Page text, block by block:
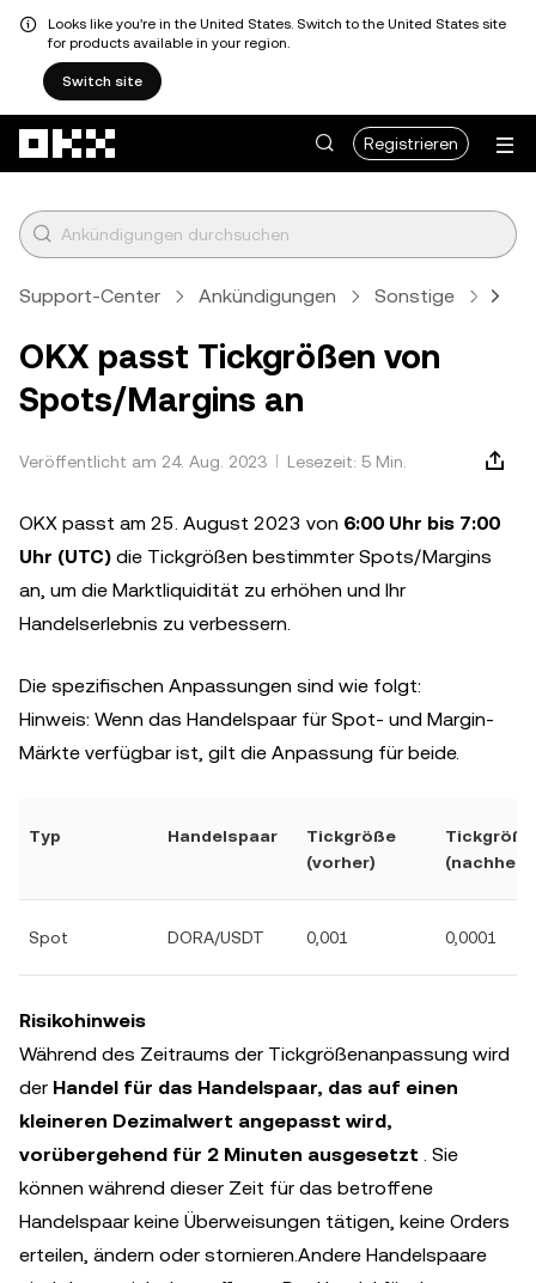
Looks like you're in the United States. Switch to the United States site
for products available in your region.
Switch site
Registrieren
Support-Center Ankündigungen Sonstige
OKX passt Tickgrößen von
Spots/Margins an
Veröffentlicht am 24. Aug. 2023 Lesezeit: 5 Min.
OKX passt am 25. August 2023 von 6:00 Uhr bis 7:00
Uhr (UTC) die Tickgrößen bestimmter Spots/Margins
an, um die Marktliquidität zu erhöhen und Ihr
Handelserlebnis zu verbessern.
Die spezifischen Anpassungen sind wie folgt:
Hinweis: Wenn das Handelspaar für Spot- und Margin-
Märkte verfügbar ist, gilt die Anpassung für beide.
Typ Handelspaar
Tickgröße
(vorher)
Tickgröße
(nachher)
Spot DORA/USDT 0,001 0,0001
Risikohinweis
Während des Zeitraums der Tickgrößenanpassung wird
der Handel für das Handelspaar, das auf einen
kleineren Dezimalwert angepasst wird,
vorübergehend für 2 Minuten ausgesetzt . Sie
können während dieser Zeit für das betroffene
Handelspaar keine Überweisungen tätigen, keine Orders
erteilen, ändern oder stornieren.Andere Handelspaare